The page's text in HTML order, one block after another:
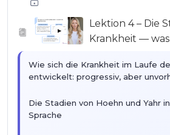
Schmerzen und Müdigkeit: zwei
Umgebung unterschätzte
▶
Lektion 4 – Die
Krankheit —
Wie sich die Krankheit im Laufe
entwickelt: progressiv, aber
Die Stadien von Hoehn und Yahr
Sprache